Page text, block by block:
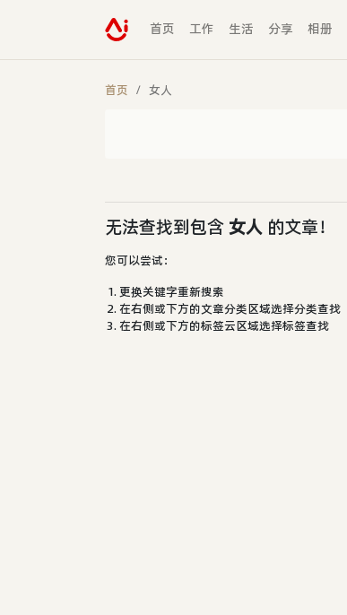
首页 工作 生活 分享 相册
首页 女人
无法查找到包含女人 的文章！
您可以尝试：
更换关键字重新搜索
在右侧或下方的文章分类区域选择分类查找
在右侧或下方的标签云区域选择标签查找